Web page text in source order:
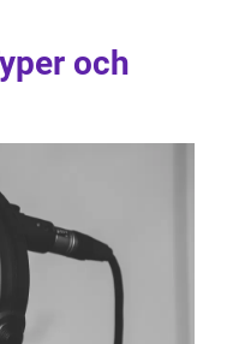
och